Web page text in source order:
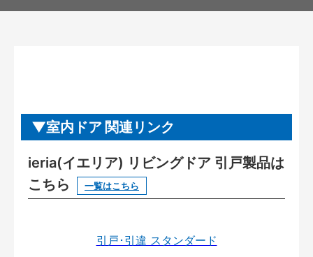
室内ドア 関連リンク
ieria(イエリア) リビングドア 引戸製品は
こちら
一覧はこちら
引戸･引違 スタンダード